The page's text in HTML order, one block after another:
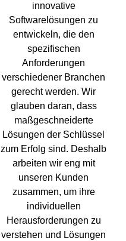
innovative
Softwarelösungen zu
entwickeln, die den
spezifischen
Anforderungen
verschiedener Branchen
gerecht werden. Wir
glauben daran, dass
maßgeschneiderte
Lösungen der Schlüssel
zum Erfolg sind. Deshalb
arbeiten wir eng mit
unseren Kunden
zusammen, um ihre
individuellen
Herausforderungen zu
verstehen und Lösungen